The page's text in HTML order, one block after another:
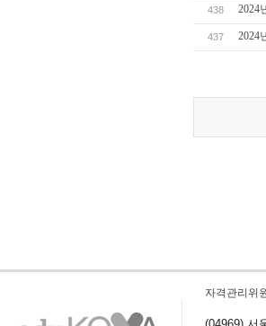
438 2024
437 2024
자격관리위